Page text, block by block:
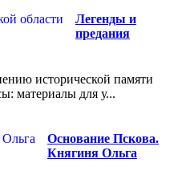
Легенды и
предания
исторической памяти
материалы для у...
Основание Пскова.
Княгиня Ольга